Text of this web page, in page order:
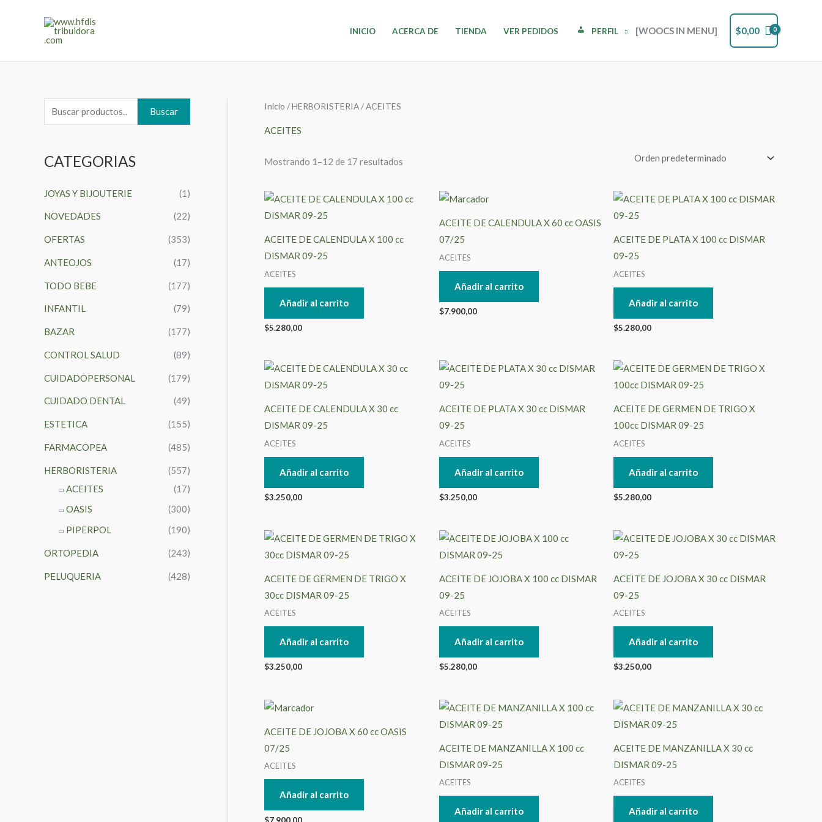
INICIO ACERCA DE TIENDA VER PEDIDOS PERFIL [WOOCS IN MENU] $0,00
u
c
r
p
o
Buscar
CATEGORIAS
JOYAS Y BIJOUTERIE (1)
NOVEDADES (22)
OFERTAS (353)
ANTEOJOS (17)
TODO BEBE (177)
INFANTIL (79)
BAZAR (177)
CONTROL SALUD (89)
CUIDADOPERSONAL (179)
CUIDADO DENTAL (49)
ESTETICA (155)
FARMACOPEA (485)
HERBORISTERIA
(557)
ACEITES
(17)
OASIS
(300)
PIPERPOL
(190)
ORTOPEDIA (243)
PELUQUERIA (428)
Inicio /HERBORISTERIA/ ACEITES
ACEITES
Mostrando 1–12 de 17 resultados
ACEITE DE CALENDULA X 100 cc
DISMAR 09-25
ACEITES
Añadir al carrito
$5.280,00
ACEITE DE CALENDULA X 60 cc OASIS
07/25
ACEITES
Añadir al carrito
$7.900,00
ACEITE DE PLATA X 100 cc DISMAR
09-25
ACEITES
Añadir al carrito
$5.280,00
ACEITE DE CALENDULA X 30 cc
DISMAR 09-25
ACEITES
Añadir al carrito
$3.250,00
ACEITE DE PLATA X 30 cc DISMAR
09-25
ACEITES
Añadir al carrito
$3.250,00
ACEITE DE GERMEN DE TRIGO X
100cc DISMAR 09-25
ACEITES
Añadir al carrito
$5.280,00
ACEITE DE GERMEN DE TRIGO X
30cc DISMAR 09-25
ACEITES
Añadir al carrito
$3.250,00
ACEITE DE JOJOBA X 100 cc DISMAR
09-25
ACEITES
Añadir al carrito
$5.280,00
ACEITE DE JOJOBA X 30 cc DISMAR
09-25
ACEITES
Añadir al carrito
$3.250,00
ACEITE DE JOJOBA X 60 cc OASIS
07/25
ACEITES
Añadir al carrito
$7.900,00
ACEITE DE MANZANILLA X 100 cc
DISMAR 09-25
ACEITES
Añadir al carrito
ACEITE DE MANZANILLA X 30 cc
DISMAR 09-25
ACEITES
Añadir al carrito